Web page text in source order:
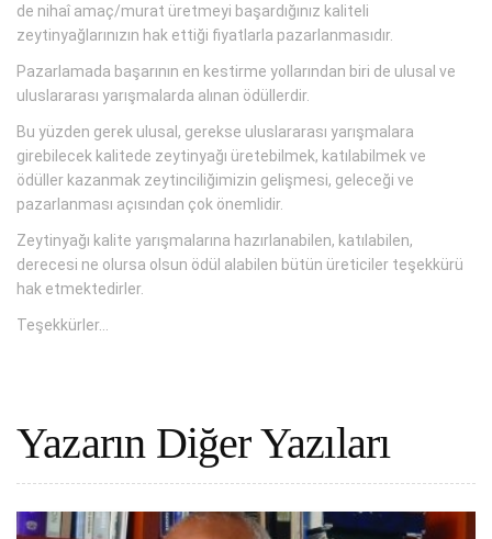
de nihaî amaç/murat üretmeyi başardığınız kaliteli
zeytinyağlarınızın hak ettiği fiyatlarla pazarlanmasıdır.
Pazarlamada başarının en kestirme yollarından biri de ulusal ve
uluslararası yarışmalarda alınan ödüllerdir.
Bu yüzden gerek ulusal, gerekse uluslararası yarışmalara
girebilecek kalitede zeytinyağı üretebilmek, katılabilmek ve
ödüller kazanmak zeytinciliğimizin gelişmesi, geleceği ve
pazarlanması açısından çok önemlidir.
Zeytinyağı kalite yarışmalarına hazırlanabilen, katılabilen,
derecesi ne olursa olsun ödül alabilen bütün üreticiler teşekkürü
hak etmektedirler.
Teşekkürler…
Yazarın Diğer Yazıları